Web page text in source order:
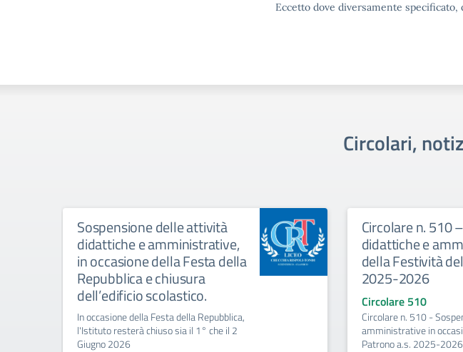
Eccetto dove diversamente
Circolari,
Sospensione delle attività
didattiche e amministrative,
in occasione della Festa della
Repubblica e chiusura
dell’edificio scolastico.
In occasione della Festa della Repubblica,
l'Istituto resterà chiuso sia il 1° che il 2
Giugno 2026
Circolare n. 510
didattiche e
della Festività
2025-2026
Circolare 510
Circolare n. 510 -
amministrative in
Patrono a.s. 2025-2026